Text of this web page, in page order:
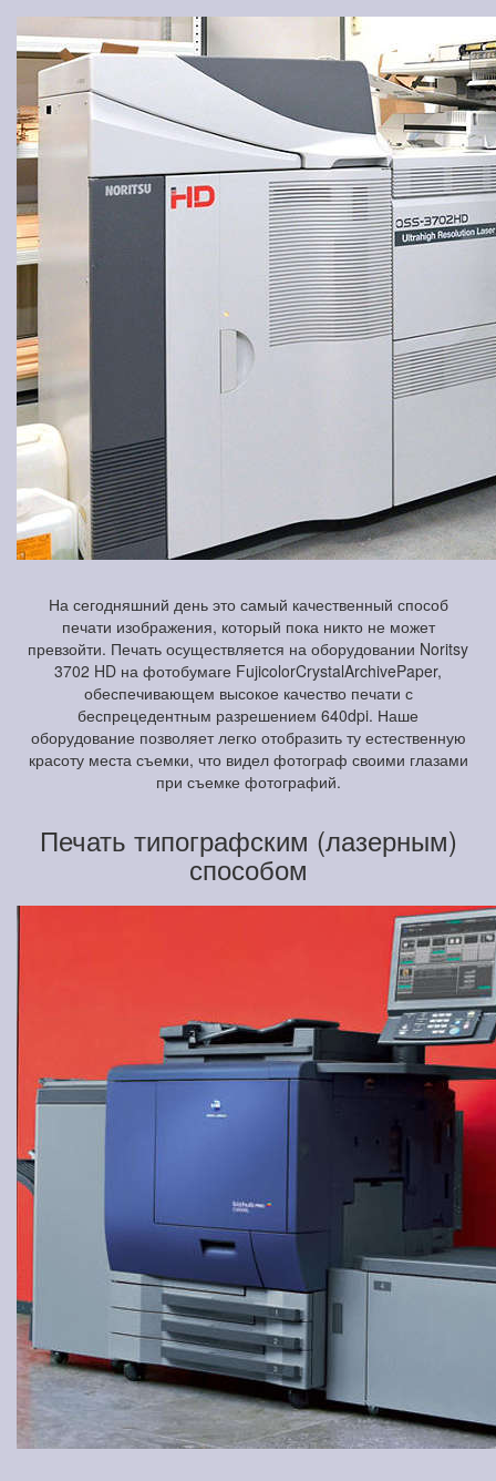
На сегодняшний день это самый качественный способ
печати изображения, который пока никто не может
превзойти. Печать осуществляется на оборудовании Noritsy
3702 HD на фотобумаге FujicolorCrystalArchivePaper,
обеспечивающем высокое качество печати с
беспрецедентным разрешением 640dpi. Наше
оборудование позволяет легко отобразить ту естественную
красоту места съемки, что видел фотограф своими глазами
при съемке фотографий.
Печать типографским (лазерным)
способом